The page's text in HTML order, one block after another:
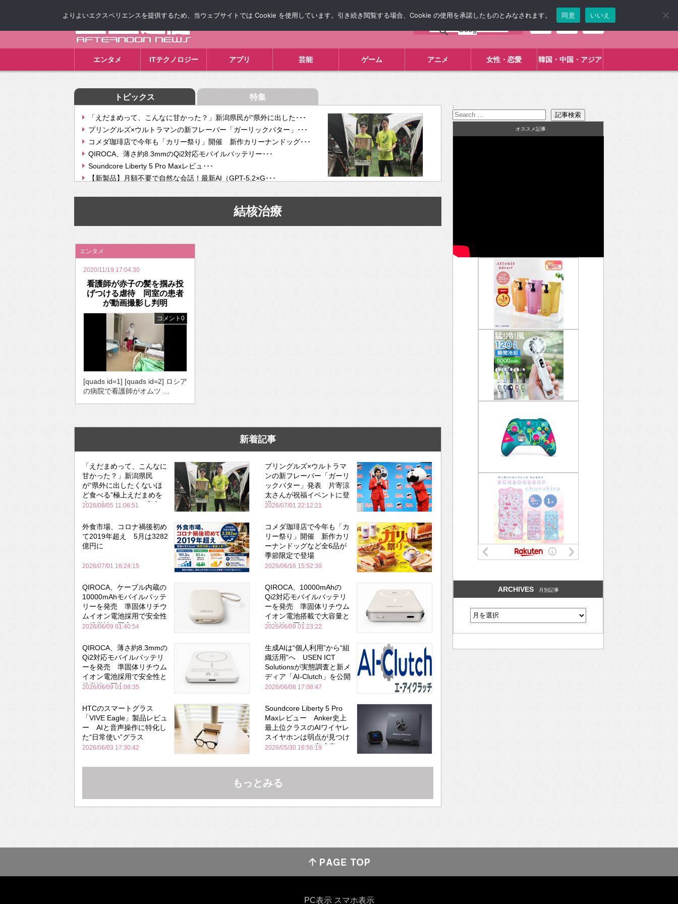
エンタメ ITテクノロジー アプリ 芸能 ゲーム アニメ 女性・恋愛 韓国・中国・アジア
トピックス 特集
「えだまめって、こんなに甘かった？」新潟県民が“県外に出した･･･
プリングルズ×ウルトラマンの新フレーバー「ガーリックバター」･･･
コメダ珈琲店で今年も「カリー祭り」開催 新作カリーナンドッグ･･･
QIROCA、薄さ約8.3mmのQi2対応モバイルバッテリー･･･
Soundcore Liberty 5 Pro Maxレビュ･･･
【新製品】月額不要で自然な会話！最新AI（GPT-5.2×G･･･
【次世代の没入感と生産性】VITURE Luma Ultra･･･
挫折率8割の壁をAIで突破。ジャストシステム、”自分が今話し･･･
2026年のバレンタインは「自分で作って、想いを渡す」 TE･･･
結核治療
エンタメ
2020/11/19 17:04:30
看護師が赤子の髪を掴み投
げつける虐待 同室の患者
が動画撮影し判明
コメント0
[quads id=1] [quads id=2] ロシア
の病院で看護師がオムツ …
新着記事
「えだまめって、こんなに
甘かった？」新潟県民
が“県外に出したくないほ
ど食べる”極上えだまめを
森のビアガーデンで実食
2026/08/05 11:06:51
プリングルズ×ウルトラマ
ンの新フレーバー「ガーリ
ックバター」発表 片寄涼
太さんが祝福イベントに登
場
2026/07/01 22:12:21
外食市場、コロナ禍後初め
て2019年超え 5月は3282
億円に
2026/07/01 16:24:15
コメダ珈琲店で今年も「カ
リー祭り」開催 新作カリ
ーナンドッグなど全6品が
季節限定で登場
2026/06/16 15:52:30
QIROCA、ケーブル内蔵の
10000mAhモバイルバッテ
リーを発売 準固体リチウ
ムイオン電池採用で安全性
と携帯性を両立
2026/06/09 01:40:54
QIROCA、10000mAhの
Qi2対応モバイルバッテリ
ーを発売 準固体リチウム
イオン電池搭載で大容量と
安全性を両立
2026/06/09 01:23:22
QIROCA、薄さ約8.3mmの
Qi2対応モバイルバッテリ
ーを発売 準固体リチウム
イオン電池採用で安全性と
携帯性を両立
2026/06/09 01:08:35
生成AIは“個人利用”から“組
織活用”へ USEN ICT
Solutionsが実態調査と新メ
ディア「AI-Clutch」を公開
2026/06/08 17:08:47
HTCのスマートグラス
「VIVE Eagle」製品レビュ
ー AIと音声操作に特化し
た“日常使い”グラス
2026/06/03 17:30:42
Soundcore Liberty 5 Pro
Maxレビュー Anker史上
最上位クラスのAIワイヤレ
スイヤホンは弱点が見つけ
づらいくらいの完成度にび
Bose並み
2026/05/30 16:56:19
もっとみる
:
オススメ記事
ARCHIVES 月別記事
PC表示 スマホ表示
よりよいエクスペリエンスを提供するため、当ウェブサイトでは Cookie を使用しています。引き続き閲覧する場合、Cookie の使用を承諾したものとみなされます。 同意 いいえ